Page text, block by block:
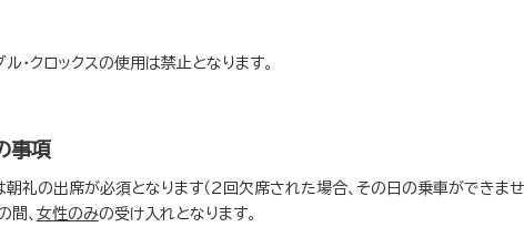
・クロックスの使用は禁止となります。
事項
朝礼の出席が必須となります（2回欠席された場合、その日の乗車ができませ
間、 女性のみの受け入れとなります。